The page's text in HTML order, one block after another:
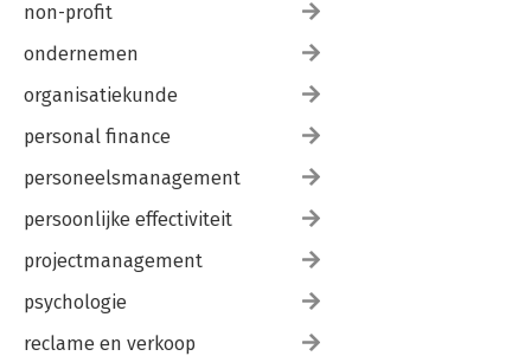
non-profit
ondernemen
organisatiekunde
personal finance
personeelsmanagement
persoonlijke effectiviteit
projectmanagement
psychologie
reclame en verkoop